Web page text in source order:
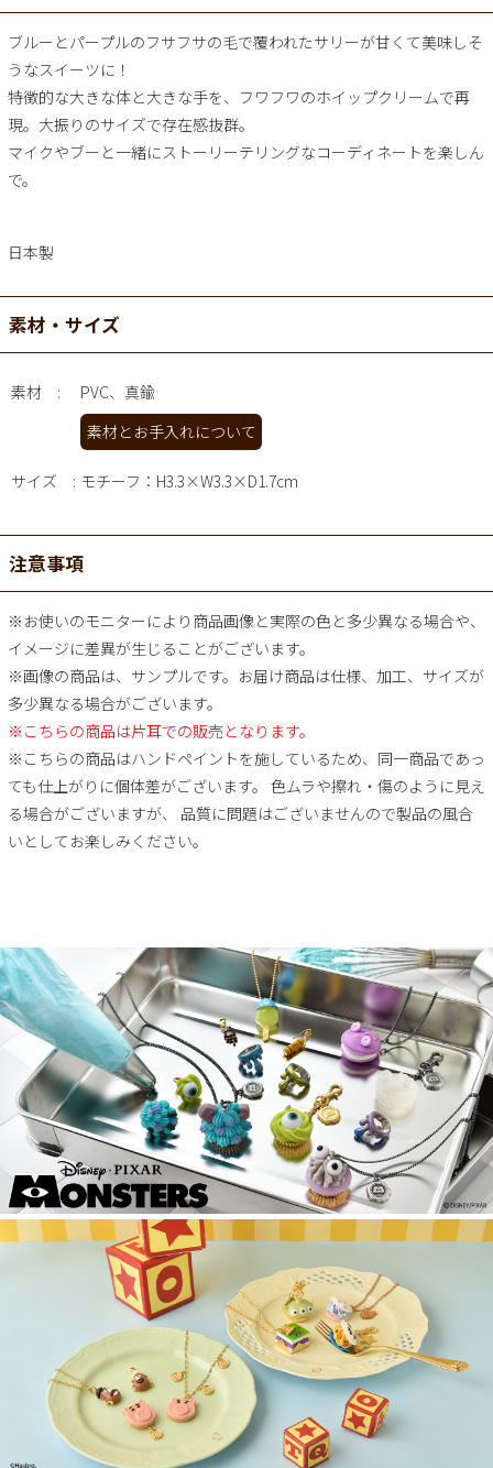
ブルーとパープルのフサフサの毛で覆われたサリーが甘くて美味しそ
うなスイーツに！
特徴的な大きな体と大きな手を、フワフワのホイップクリームで再
現。大振りのサイズで存在感抜群。
マイクやブーと一緒にストーリーテリングなコーディネートを楽しん
で。
日本製
素材・サイズ
素材
PVC、真鍮
素材とお手入れについて
サイズ モチーフ：H3.3×W3.3×D1.7cm
注意事項
※お使いのモニターにより商品画像と実際の色と多少異なる場合や、
イメージに差異が生じることがございます。
※画像の商品は、サンプルです。お届け商品は仕様、加工、サイズが
多少異なる場合がございます。
※こちらの商品は片耳での販売となります。
※こちらの商品はハンドペイントを施しているため、同一商品であっ
ても仕上がりに個体差がございます。 色ムラや擦れ・傷のように見え
る場合がございますが、 品質に問題はございませんので製品の風合
いとしてお楽しみください。